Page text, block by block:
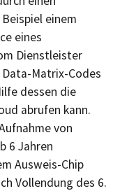
einem
eines
Dienstleister
Matrix-Codes
dessen die
abrufen kann.
von
6 Jahren
Ausweis-Chip
Vollendung des 6.